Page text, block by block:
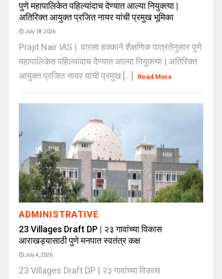
पुणे महापालिकेत पहिल्यांदाच देण्यात आल्या नियुक्त्या |
अतिरिक्त आयुक्त प्रजित नायर यांची प्रमुख भूमिका
July 18, 2026
Prajit Nair IAS | वारसा हक्काने शैक्षणिक पात्रतेनुसार पुणे
महापालिकेत पहिल्यांदाच देण्यात आल्या नियुक्त्या | अतिरिक्त
आयुक्त प्रजित नायर यांची प्रमुख [...]
Read More
ADMINISTRATIVE
23 Villages Draft DP | २३ गावांच्या विकास
आराखड्यासाठी पुणे मनपात स्वतंत्र कक्ष
July 4, 2026
23 Villages Draft DP | २३ गावांच्या विकास